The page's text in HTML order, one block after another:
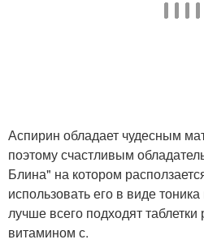
Аспирин обладает чудесным
поэтому счастливым
Блина" на котором
использовать его в виде
лучше всего подходят
витамином с.